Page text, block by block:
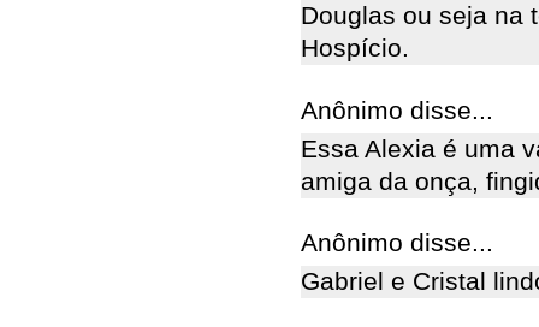
Douglas ou seja na
Hospício.
Anônimo disse...
Essa Alexia é uma
amiga da onça,
Anônimo disse...
Gabriel e Cristal